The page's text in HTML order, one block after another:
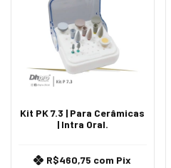
Kit PK 7.3 | Para Cerâmicas
| Intra Oral.
R$460,75 com Pix